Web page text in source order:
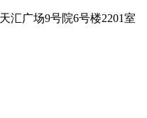
汇广场9号院6号楼2201室